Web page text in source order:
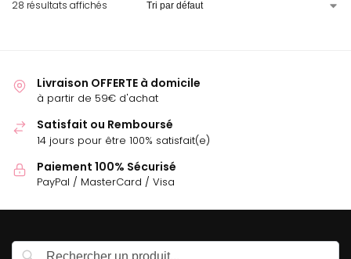
28 résultats affichés
Livraison OFFERTE à domicile
à partir de 59€ d'achat
Satisfait ou Remboursé
14 jours pour être 100% satisfait(e)
Paiement 100% Sécurisé
PayPal / MasterCard / Visa